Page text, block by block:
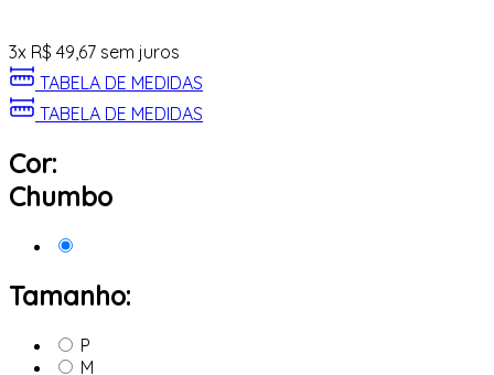
3x R$ 49,67 sem juros
TABELA DE MEDIDAS
TABELA DE MEDIDAS
Cor:
Chumbo
Tamanho:
P
M